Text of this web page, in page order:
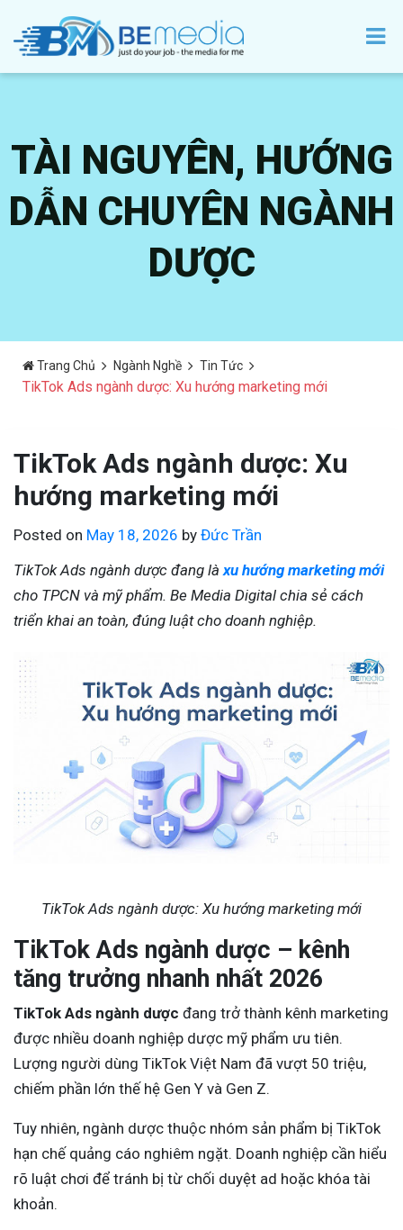
TÀI NGUYÊN, HƯỚNG
DẪN CHUYÊN NGÀNH
DƯỢC
Trang Chủ Ngành Nghề Tin Tức
TikTok Ads ngành dược: Xu hướng marketing mới
TikTok Ads ngành dược: Xu
hướng marketing mới
Posted on May 18, 2026 by Đức Trần
TikTok Ads ngành dược đang làxu hướng marketing mới
cho TPCN và mỹ phẩm. Be Media Digital chia sẻ cách
triển khai an toàn, đúng luật cho doanh nghiệp.
TikTok Ads ngành dược: Xu hướng marketing mới
TikTok Ads ngành dược – kênh
tăng trưởng nhanh nhất 2026
TikTok Ads ngành dược đang trở thành kênh marketing
được nhiều doanh nghiệp dược mỹ phẩm ưu tiên.
Lượng người dùng TikTok Việt Nam đã vượt 50 triệu,
chiếm phần lớn thế hệ Gen Y và Gen Z.
Tuy nhiên, ngành dược thuộc nhóm sản phẩm bị TikTok
hạn chế quảng cáo nghiêm ngặt. Doanh nghiệp cần hiểu
rõ luật chơi để tránh bị từ chối duyệt ad hoặc khóa tài
khoản.